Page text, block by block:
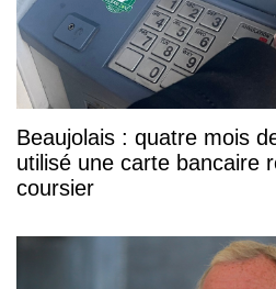
Beaujolais : quatre mois
utilisé une carte bancaire
coursier